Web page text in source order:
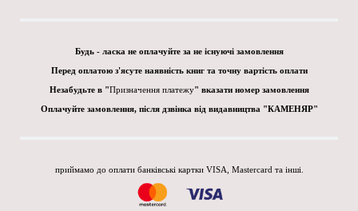
Будь - ласка не оплачуйте за не існуючі замовлення
Перед оплатою з'ясуте наявність книг та точну вартість оплати
Незабудьте в "Призначення платежу" вказати номер замовлення
Оплачуйте замовлення, після дзвінка від видавництва "КАМЕНЯР"
приймамо до оплати банківські картки VISA, Mastercard та інші.